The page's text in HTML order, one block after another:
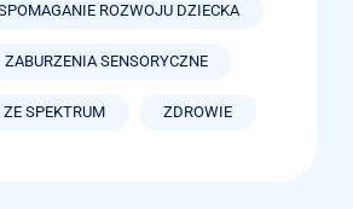
ROZWOJU DZIECKA
ZABURZENIA SENSORYCZNE
SPEKTRUM ZDROWIE